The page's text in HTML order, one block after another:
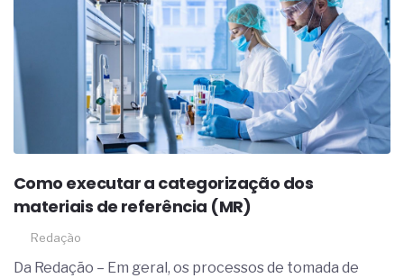
Como executar a categorização dos
materiais de referência (MR)
Redação
Da Redação – Em geral, os processos de tomada de